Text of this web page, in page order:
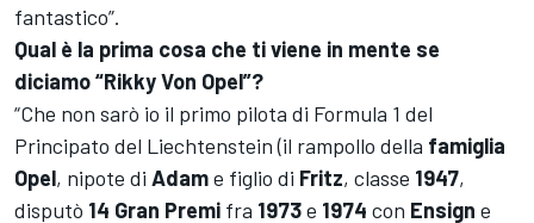
fantastico”.
Qual è la prima cosa che ti viene in mente se
diciamo “Rikky Von Opel”?
“Che non sarò io il primo pilota di Formula 1 del
Principato del Liechtenstein (il rampollo della famiglia
Opel, nipote di Adame figlio di Fritz, classe 1947,
disputò 14 Gran Premi fra 1973e 1974 con Ensign e